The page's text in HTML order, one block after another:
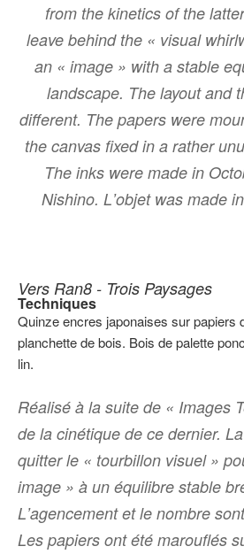
from the kinetics of the
leave behind the « visual
an « image » with a stable
landscape. The layout and
different. The papers were
the canvas fixed in a rather
The inks were made in
Nishino. Lʼobjet was made
Vers Ran8 - Trois Paysages
Techniques
Quinze encres japonaises sur papiers
planchette de bois. Bois de palette
lin.
Réalisé à la suite de « Images
de la cinétique de ce dernier.
quitter le « tourbillon visuel »
image » à un équilibre stable
Lʼagencement et le nombre
Les papiers ont été marouflés